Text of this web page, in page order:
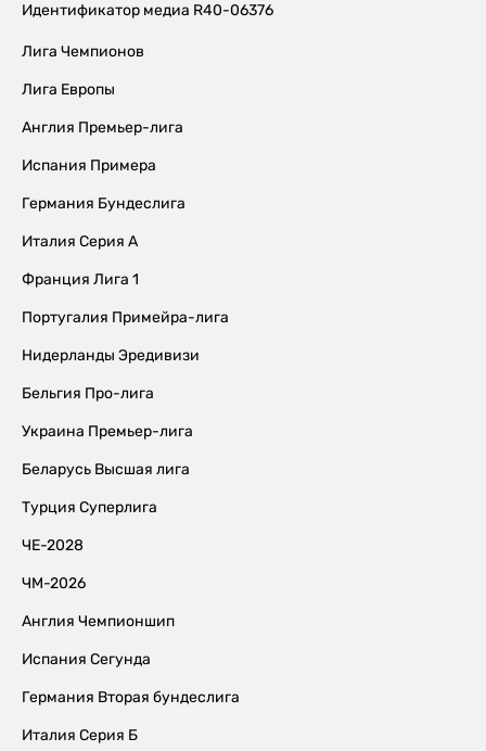
Идентификатор медиа R40-06376
Лига Чемпионов
Лига Европы
Англия Премьер-лига
Испания Примера
Германия Бундеслига
Италия Серия А
Франция Лига 1
Португалия Примейра-лига
Нидерланды Эредивизи
Бельгия Про-лига
Украина Премьер-лига
Беларусь Высшая лига
Турция Суперлига
ЧЕ-2028
ЧМ-2026
Англия Чемпионшип
Испания Сегунда
Германия Вторая бундеслига
Италия Серия Б